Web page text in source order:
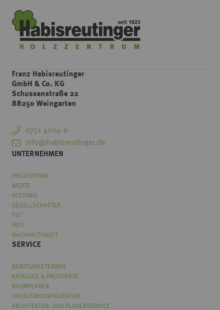
Franz Habisreutinger
GmbH & Co. KG
Schussenstraße 22
88250 Weingarten
0751 4004-0
info@habisreutinger.de
UNTERNEHMEN
PHILOSOPHIE
WERTE
HISTORIE
GESELLSCHAFTER
FSC
PEFC
NACHHALTIGKEIT
SERVICE
BERATUNGSTERMIN
KATALOGE & PROSPEKTE
RAUMPLANER
HAUSTÜRKONFIGURATOR
ARCHITEKTEN- UND PLANERSERVICE